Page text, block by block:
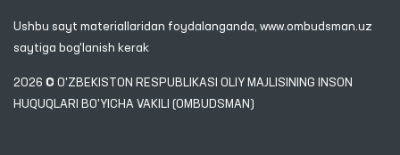
Ushbu sayt materiallaridan foydalanganda, www.ombudsman.uz
saytiga bog'lanish kerak
2026 © O'ZBEKISTON RESPUBLIKASI OLIY MAJLISINING INSON
HUQUQLARI BO'YICHA VAKILI (OMBUDSMAN)